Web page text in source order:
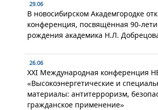
29.06
В новосибирском Академгородке
конференция, посвящённая 90-
рождения академика Н.Л.
26.06
XXI Международная конференция
«Высокоэнергетические и
материалы: антитерроризм,
гражданское применение»